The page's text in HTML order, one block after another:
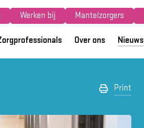
Werken bij Mantelzorgers
Over ons Nieuws
Print